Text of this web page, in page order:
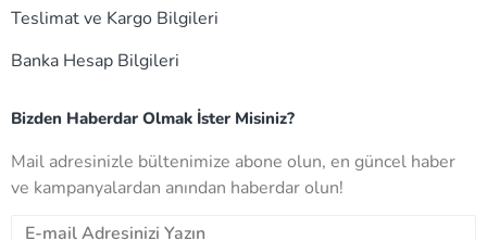
Teslimat ve Kargo Bilgileri
Banka Hesap Bilgileri
Bizden Haberdar Olmak İster Misiniz?
Mail adresinizle bültenimize abone olun, en güncel haber
ve kampanyalardan anından haberdar olun!